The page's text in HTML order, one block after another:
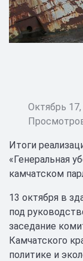
Октябрь 17,
Итоги
«Генеральная
камчатском
13 октября в
под
заседание
Камчатского
политике и